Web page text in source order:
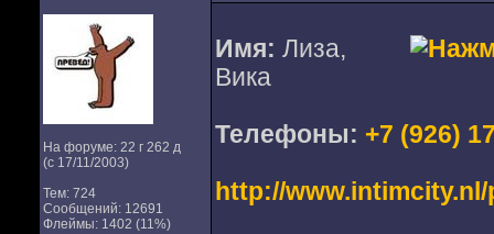
На форуме: 22 г 262 д
(с 17/11/2003)
Тем: 724
Сообщений: 12691
Флеймы: 1402 (11%)
Имя: Лиза,
Вика
Телефоны: +7 (926)
http://